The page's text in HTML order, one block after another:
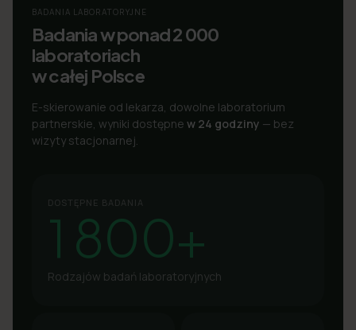
BADANIA LABORATORYJNE
Badania w ponad 2 000
laboratoriach
w całej Polsce
E-skierowanie od lekarza, dowolne laboratorium
partnerskie, wyniki dostępne w 24 godziny — bez
wizyty stacjonarnej.
DOSTĘPNE BADANIA
1 800+
Rodzajów badań laboratoryjnych